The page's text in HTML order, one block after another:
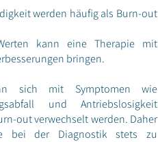
werden häufig als Burn-out
kann eine Therapie mit
bringen.
sich mit Symptomen wie
und Antriebslosigkeit
out verwechselt werden. Daher
bei der Diagnostik stets zu